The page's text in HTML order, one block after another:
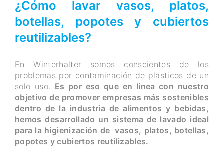
¿Cómo lavar vasos, platos,
botellas, popotes y cubiertos
reutilizables?
En Winterhalter somos conscientes de los
problemas por contaminación de plásticos de un
solo uso. Es por eso que en línea con nuestro
objetivo de promover empresas más sostenibles
dentro de la industria de alimentos y bebidas,
hemos desarrollado un sistema de lavado ideal
para la higienización de vasos, platos, botellas,
popotes y cubiertos reutilizables.